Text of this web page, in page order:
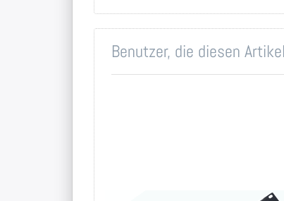
Benutzer, die diesen